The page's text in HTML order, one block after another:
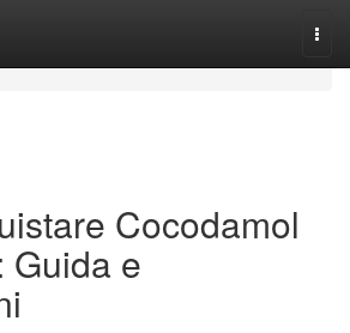
Cocodamol
Guida e